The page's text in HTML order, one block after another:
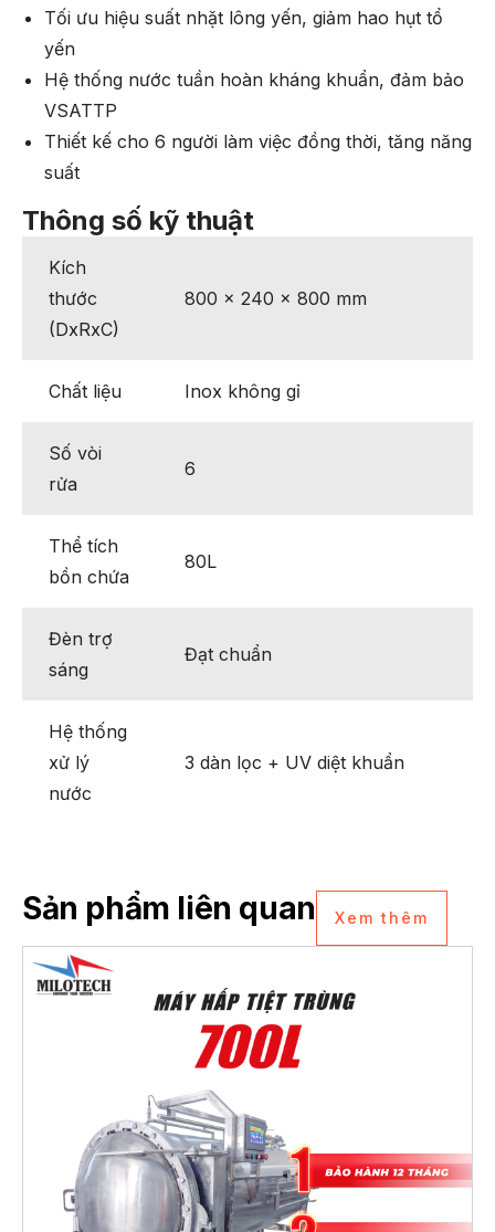
Tối ưu hiệu suất nhặt lông yến, giảm hao hụt tổ
yến
Hệ thống nước tuần hoàn kháng khuẩn, đảm bảo
VSATTP
Thiết kế cho 6 người làm việc đồng thời, tăng năng
suất
Thông số kỹ thuật
Kích
thước
(DxRxC)
800 × 240 × 800 mm
Chất liệu Inox không gỉ
Số vòi
rửa
6
Thể tích
bồn chứa
80L
Đèn trợ
sáng
Đạt chuẩn
Hệ thống
xử lý
nước
3 dàn lọc + UV diệt khuẩn
Sản phẩm liên quan Xem thêm